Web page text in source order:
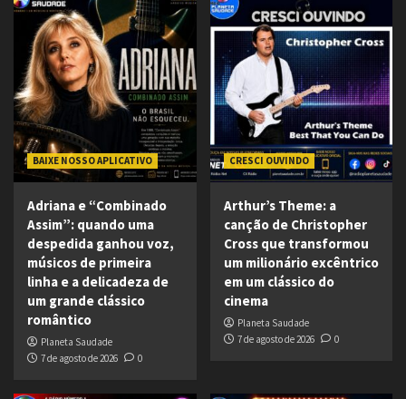
BAIXE NOSSO APLICATIVO
Adriana e “Combinado
Assim”: quando uma
despedida ganhou voz,
músicos de primeira
linha e a delicadeza de
um grande clássico
romântico
Planeta Saudade
7 de agosto de 2026
0
CRESCI OUVINDO
Arthur’s Theme: a
canção de Christopher
Cross que transformou
um milionário excêntrico
em um clássico do
cinema
Planeta Saudade
7 de agosto de 2026
0